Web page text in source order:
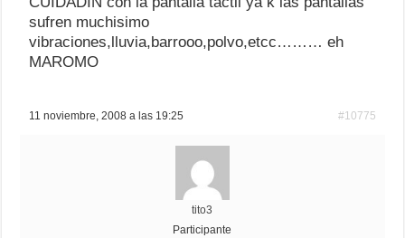
sufren muchisimo
vibraciones,lluvia,barrooo,polvo,etcc……… eh
MAROMO
11 noviembre, 2008 a las 19:25 #10775
tito3
Participante